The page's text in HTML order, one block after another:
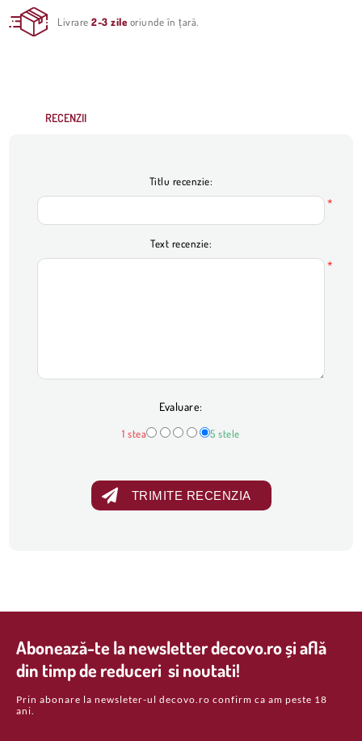
Livrare2-3 zile oriunde în țară.
RECENZII
Titlu recenzie:
*
Text recenzie:
*
Evaluare:
1 stea 5 stele
TRIMITE RECENZIA
Abonează-te la newsletter decovo.ro și află
din timp de reduceri si noutati!
Prin abonare la newsleter-ul decovo.ro confirm ca am peste 18
ani.